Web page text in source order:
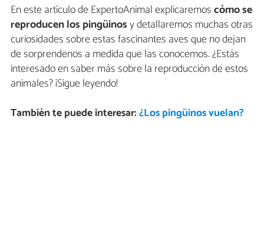
En este artículo de ExpertoAnimal explicaremoscómo se
reproducen los pingüinosy detallaremos muchas otras
curiosidades sobre estas fascinantes aves que no dejan
de sorprendenos a medida que las conocemos. ¿Estás
interesado en saber más sobre la reproducción de estos
animales? ¡Sigue leyendo!
También te puede interesar:¿Los pingüinos vuelan?